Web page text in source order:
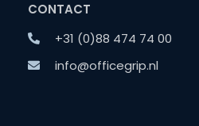
CONTACT
+31 (0)88 474 74 00
info@officegrip.nl